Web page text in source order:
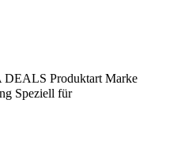
DEALS Produktart Marke
Speziell für